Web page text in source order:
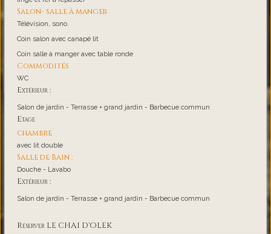
Salon- salle à manger
Télévision, sono.
Coin salon avec canapé lit
Coin salle à manger avec table ronde
Commodités
WC
Extérieur :
Salon de jardin - Terrasse + grand jardin - Barbecue commun
Etage
chambre
avec lit double
Salle de Bain :
Douche - Lavabo
Extérieur :
Salon de jardin - Terrasse + grand jardin - Barbecue commun
Réserver LE CHAI D'OLEK